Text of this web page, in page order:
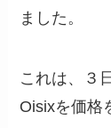
ました。
これは、３
Oisixを価格